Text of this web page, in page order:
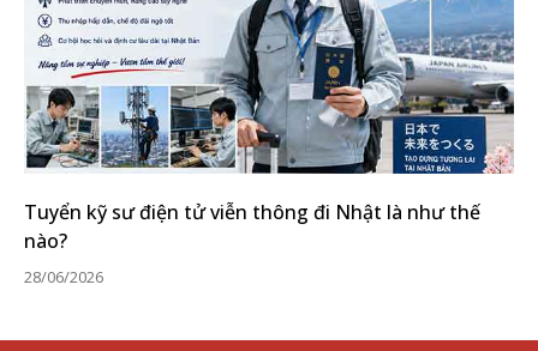
Tuyển kỹ sư điện tử viễn thông đi Nhật là như thế
nào?
28/06/2026